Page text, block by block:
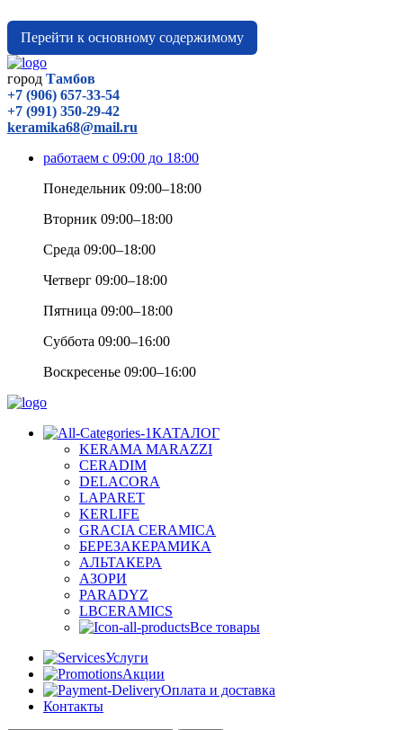
Перейти к основному содержимому
город Тамбов
+7 (906) 657-33-54
+7 (991) 350-29-42
keramika68@mail.ru
работаем с 09:00 до 18:00
Понедельник 09:00–18:00
Вторник 09:00–18:00
Среда 09:00–18:00
Четверг 09:00–18:00
Пятница 09:00–18:00
Суббота 09:00–16:00
Воскресенье 09:00–16:00
КАТАЛОГ
KERAMA MARAZZI
CERADIM
DELACORA
LAPARET
KERLIFE
GRACIA CERAMICA
БЕРЕЗАКЕРАМИКА
АЛЬТАКЕРА
АЗОРИ
PARADYZ
LBCERAMICS
Все товары
Услуги
Акции
Оплата и доставка
Контакты